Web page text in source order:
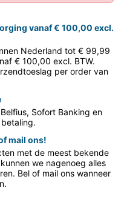
vanaf € 100,00 excl.
Nederland tot € 99,99
€ 100,00 excl. BTW.
per order van
Sofort Banking en
mail ons!
met de meest bekende
we nagenoeg alles
Bel of mail ons wanneer